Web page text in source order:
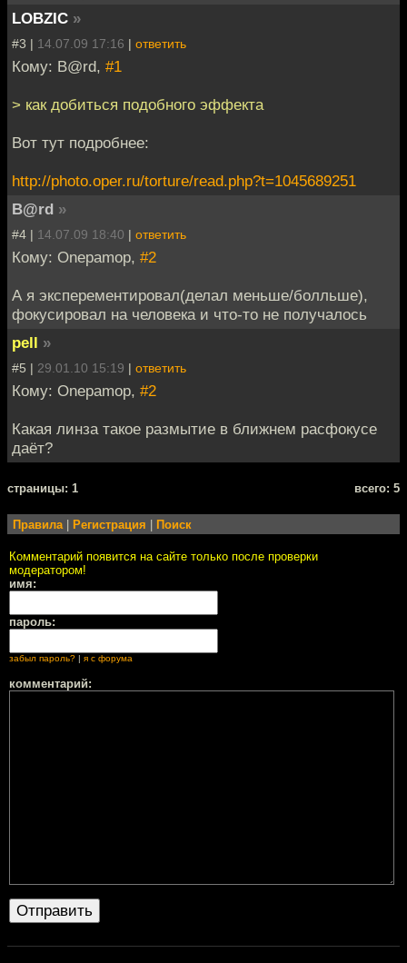
LOBZIC »
#3 | 14.07.09 17:16 | ответить
Кому: B@rd, #1
> как добиться подобного эффекта
Вот тут подробнее:
http://photo.oper.ru/torture/read.php?t=1045689251
B@rd »
#4 | 14.07.09 18:40 | ответить
Кому: Onepamop, #2
А я эксперементировал(делал меньше/болльше),
фокусировал на человека и что-то не получалось
pell »
#5 | 29.01.10 15:19 | ответить
Кому: Onepamop, #2
Какая линза такое размытие в ближнем расфокусе
даёт?
cтраницы: 1 всего: 5
Правила| Регистрация Поиск
Комментарий появится на сайте только после проверки
модератором!
имя:
пароль:
забыл пароль? | я с форума
комментарий: